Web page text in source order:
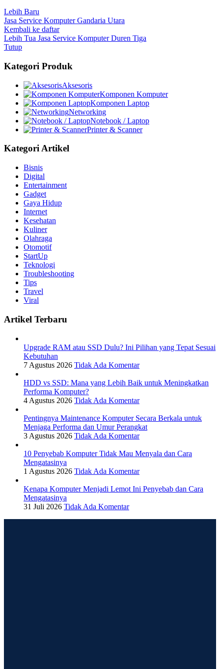
Lebih Baru
Jasa Service Komputer Gandaria Utara
Kembali ke daftar
Lebih Tua Jasa Service Komputer Duren Tiga
Tutup
Kategori Produk
Aksesoris
Komponen Komputer
Komponen Laptop
Networking
Notebook / Laptop
Printer & Scanner
Kategori Artikel
Bisnis
Digital
Entertainment
Gadget
Gaya Hidup
Internet
Kesehatan
Kuliner
Olahraga
Otomotif
StartUp
Teknologi
Troubleshooting
Tips
Travel
Viral
Artikel Terbaru
Upgrade RAM atau SSD Dulu? Ini Pilihan yang Tepat Sesuai
Kebutuhan
7 Agustus 2026 Tidak Ada Komentar
HDD vs SSD: Mana yang Lebih Baik untuk Meningkatkan
Performa Komputer?
4 Agustus 2026 Tidak Ada Komentar
Pentingnya Maintenance Komputer Secara Berkala untuk
Menjaga Performa dan Umur Perangkat
3 Agustus 2026 Tidak Ada Komentar
10 Penyebab Komputer Tidak Mau Menyala dan Cara
Mengatasinya
1 Agustus 2026 Tidak Ada Komentar
Kenapa Komputer Menjadi Lemot Ini Penyebab dan Cara
Mengatasinya
31 Juli 2026 Tidak Ada Komentar